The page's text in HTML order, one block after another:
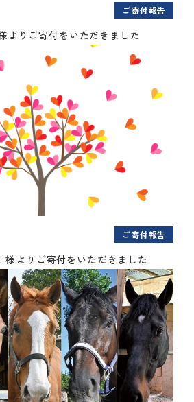
ご寄付報告
よりご寄付をいただきました
ご寄付報告
様よりご寄付をいただきました